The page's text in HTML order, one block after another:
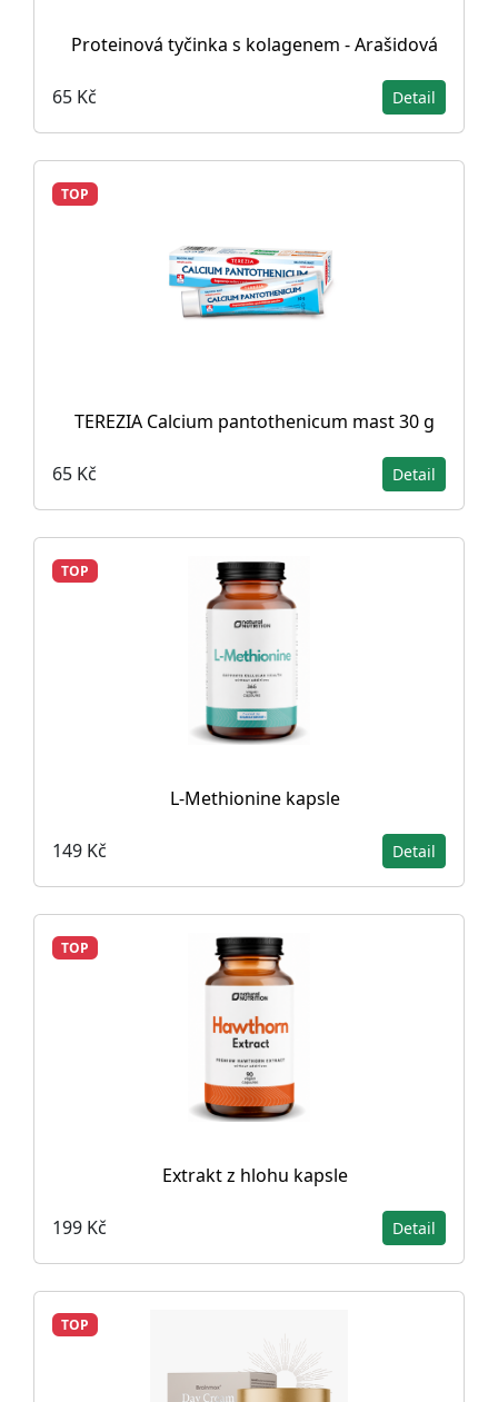
Proteinová tyčinka s kolagenem - Arašidová
65 Kč Detail
TOP
TEREZIA Calcium pantothenicum mast 30 g
65 Kč Detail
TOP
L-Methionine kapsle
149 Kč Detail
TOP
Extrakt z hlohu kapsle
199 Kč Detail
TOP